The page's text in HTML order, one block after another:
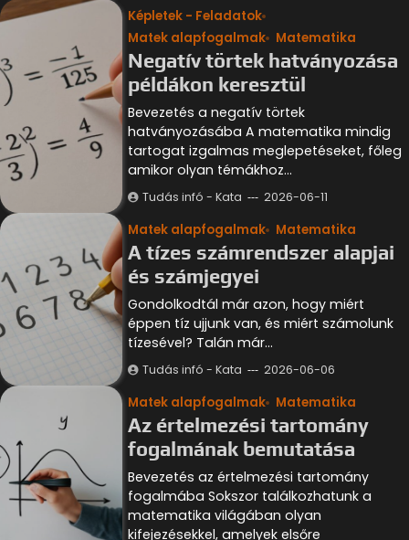
Képletek - Feladatok
Matek alapfogalmak
Matematika
Negatív törtek hatványozása
példákon keresztül
Bevezetés a negatív törtek
hatványozásába A matematika mindig
tartogat izgalmas meglepetéseket, főleg
amikor olyan témákhoz…
Tudás infó - Kata 2026-06-11
Matek alapfogalmak Matematika
A tízes számrendszer alapjai
és számjegyei
Gondolkodtál már azon, hogy miért
éppen tíz ujjunk van, és miért számolunk
tízesével? Talán már…
Tudás infó - Kata 2026-06-06
Matek alapfogalmak Matematika
Az értelmezési tartomány
fogalmának bemutatása
Bevezetés az értelmezési tartomány
fogalmába Sokszor találkozhatunk a
matematika világában olyan
kifejezésekkel, amelyek elsőre